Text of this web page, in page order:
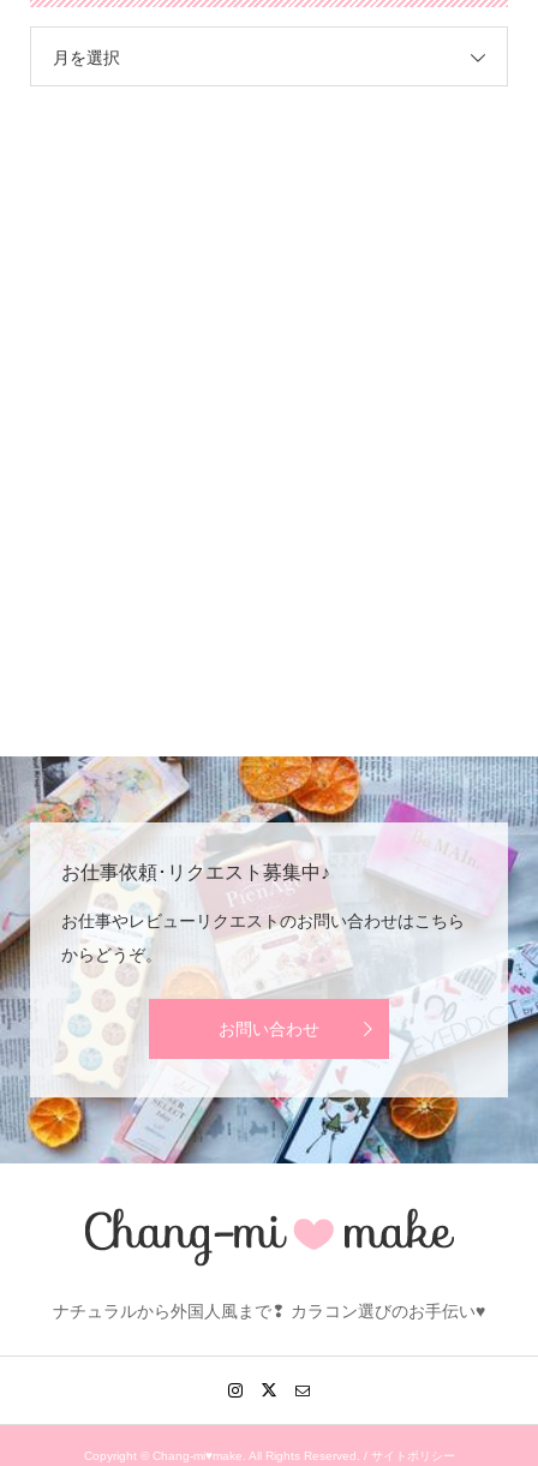
月を選択
お仕事依頼･リクエスト募集中♪
お仕事やレビューリクエストのお問い合わせはこちら
からどうぞ。
お問い合わせ
ナチュラルから外国人風まで❢ カラコン選びのお手伝い♥
Copyright ©Chang-mi♥make. All Rights Reserved. / サイトポリシー